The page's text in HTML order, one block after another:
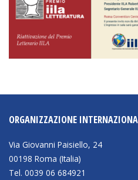
Borse di studio
Albo fornitori
ORGANIZZAZIONE
Via Giovanni Paisiello, 24
00198 Roma (Italia)
Tel. 0039 06 684921